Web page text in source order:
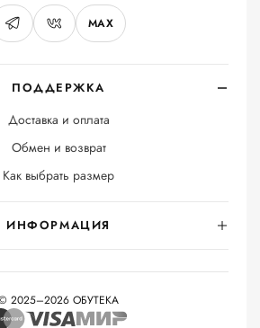
ПОДДЕРЖКА
Доставка и оплата
Обмен и возврат
Как выбрать размер
ИНФОРМАЦИЯ
MAX
2025–2026 ОБУТЕКА